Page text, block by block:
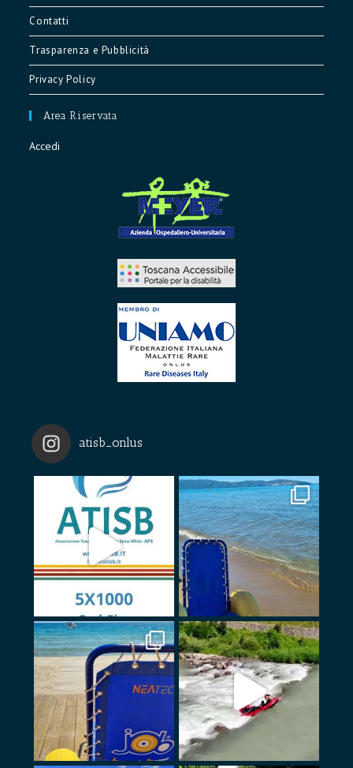
a
new
tab
a
tab
Contatti
Trasparenza e Pubblicità
Privacy Policy
Area Riservata
Accedi
atisb_onlus